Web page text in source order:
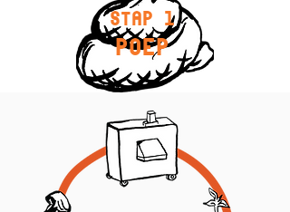
Stap 1
POEP